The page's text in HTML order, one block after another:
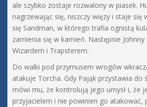
ale szybko zostaje rozwalony w piasek.
nagrzewając się, niszczy więzy i staje się
się Sandman, w którego trafia ognistą
zamienia się w kamień. Następnie
Wizardem i Trapsterem.
Do walki pod przymusem wrogów
atakuje Torcha. Gdy Pająk przystawia do
mówi mu, że kontrolują jego umysł i, że
przyjacielem i nie powinien go atakować,